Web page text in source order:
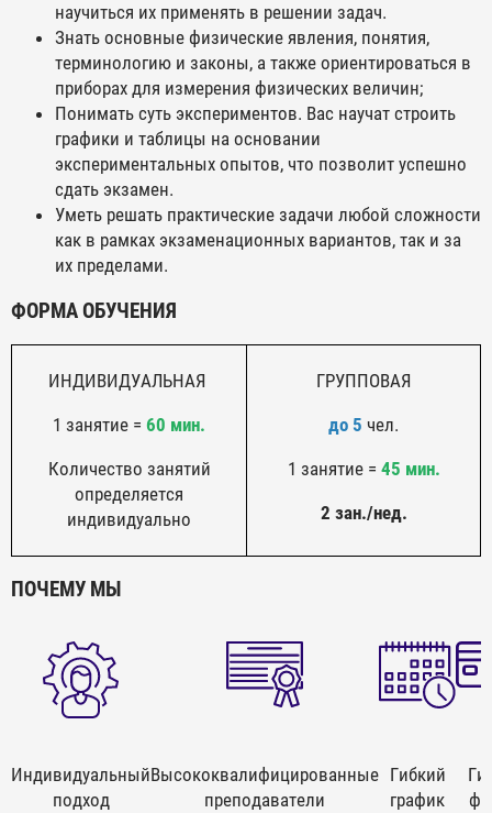
научиться их применять в решении задач.
Знать основные физические явления, понятия,
терминологию и законы, а также ориентироваться в
приборах для измерения физических величин;
Понимать суть экспериментов. Вас научат строить
графики и таблицы на основании
экспериментальных опытов, что позволит успешно
сдать экзамен.
Уметь решать практические задачи любой сложности
как в рамках экзаменационных вариантов, так и за
их пределами.
ФОРМА ОБУЧЕНИЯ
ИНДИВИДУАЛЬНАЯ
1 занятие = 60 мин.
Количество занятий
определяется
индивидуально
ГРУППОВАЯ
до 5 чел.
1 занятие = 45 мин.
2 зан./нед.
ПОЧЕМУ МЫ
Индивидуальный
подход
Высококвалифицированные
преподаватели
Гибкий
график